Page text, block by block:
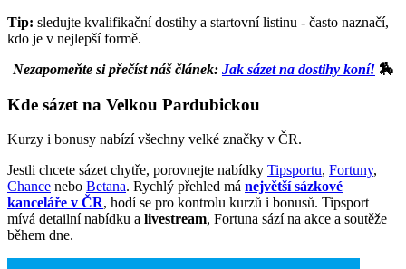
Tip: sledujte kvalifikační dostihy a startovní listinu - často naznačí,
kdo je v nejlepší formě.
Nezapomeňte si přečíst náš článek: Jak sázet na dostihy koní! 🏇
Kde sázet na Velkou Pardubickou
Kurzy i bonusy nabízí všechny velké značky v ČR.
Jestli chcete sázet chytře, porovnejte nabídky Tipsportu, Fortuny,
Chance nebo Betana. Rychlý přehled má největší sázkové
kanceláře v ČR, hodí se pro kontrolu kurzů i bonusů. Tipsport
mívá detailní nabídku a livestream, Fortuna sází na akce a soutěže
během dne.